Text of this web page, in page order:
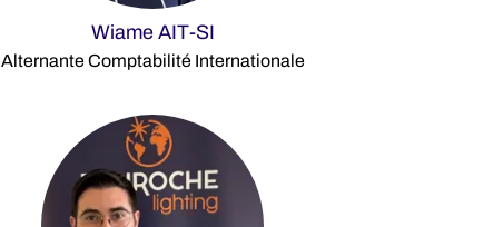
Wiame AIT-SI
Alternante Comptabilité Internationale